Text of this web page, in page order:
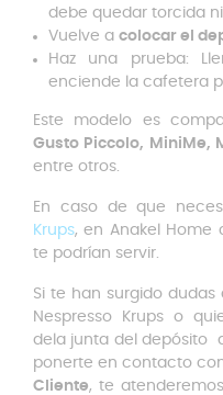
debe quedar torcida ni
Vuelve a colocar el
Haz una prueba:
enciende la cafetera
Este modelo es
Gusto Piccolo, MiniMe,
entre otros.
En caso de que
Krups, en Anakel Home
te podrían servir.
Si te han surgido
Nespresso Krups o
dela junta del depósito
ponerte en contacto
Cliente, te